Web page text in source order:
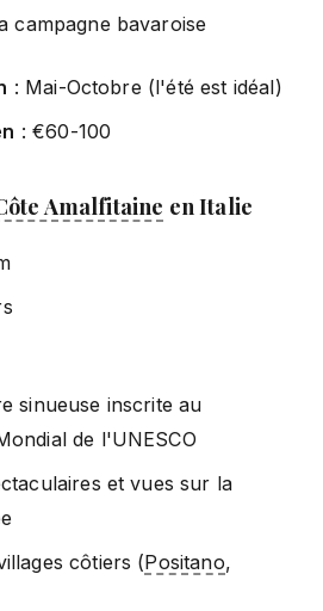
campagne bavaroise
: Mai-Octobre (l'été est idéal)
: €60-100
Amalfitaine en Italie
sinueuse inscrite au
de l'UNESCO
et vues sur la
côtiers (Positano,